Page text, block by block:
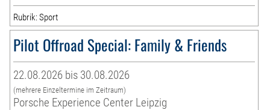
Rubrik: Sport
Pilot Offroad Special: Family & Friends
22.08.2026 bis 30.08.2026
(mehrere Einzeltermine im Zeitraum)
Porsche Experience Center Leipzig